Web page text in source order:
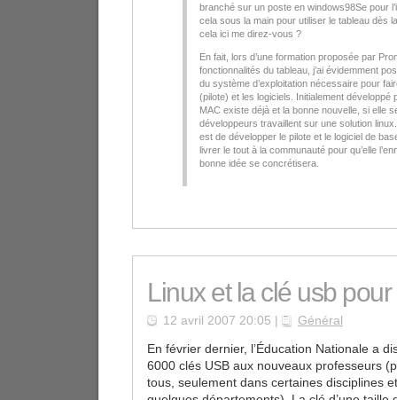
branché sur un poste en windows98Se pour
cela sous la main pour utiliser le tableau dès
cela ici me direz-vous ?
En fait, lors d’une formation proposée par
fonctionnalités du tableau, j’ai évidemment
du système d’exploitation nécessaire pour
(pilote) et les logiciels. Initialement développé
MAC existe déjà et la bonne nouvelle, si elle
développeurs travaillent sur une solution linux.
est de développer le pilote et le logiciel de
livrer le tout à la communauté pour qu’elle
bonne idée se concrétisera.
Linux et la clé usb
12 avril 2007 20:05 | Général
En février dernier, l’Éducation Nationale a
6000 clés USB aux nouveaux professeurs
tous, seulement dans certaines disciplines